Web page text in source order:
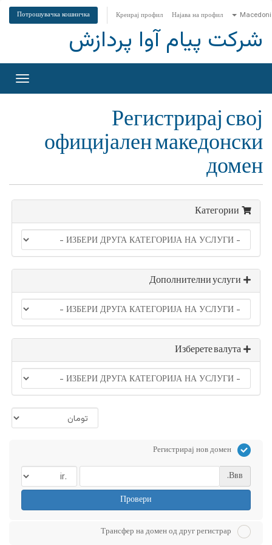
Најава на профил
Креирај профил
Потрошувачка кошничка
شرکت پیام آوا پردازش
ја
Регистрирај свој
официјален македонски
домен
Регистрирај нов домен
Ввв.
Провери
Трансфер на домен од друг регистрар